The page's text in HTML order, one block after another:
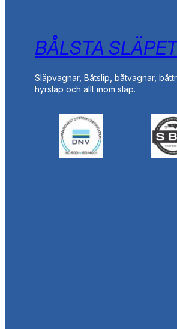
BÅLSTA
Släpvagnar, Båtslip, båtvagnar,
hyrsläp och allt inom släp.